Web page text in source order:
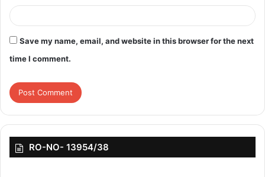
नाम लगातार जारी कर रही है, वहीं कांग्रेस की एक भी लिस्ट अब तक सामने नहीं
आई है. आजकल कांग्रेस खेमे में काफी हलचल मची है. सभी को हाईकमान द्वारा
अपने पत्ते खोलने का इंतजार है. इस बीच राजधानी भोपाल में बीजेपी नेताओं के प्रेस
विधायक रामेश्वर शर्मा ने प्रेस कॉन्फ्रेंस कर चुके हैं, वहीं आज सीएम शिवराज सिंह
चौहान ने भी प्रेस कॉन्फ्रेंस किया.
Save my name, email, and website in this browser for the next
time I comment.
RO-NO- 13954/38